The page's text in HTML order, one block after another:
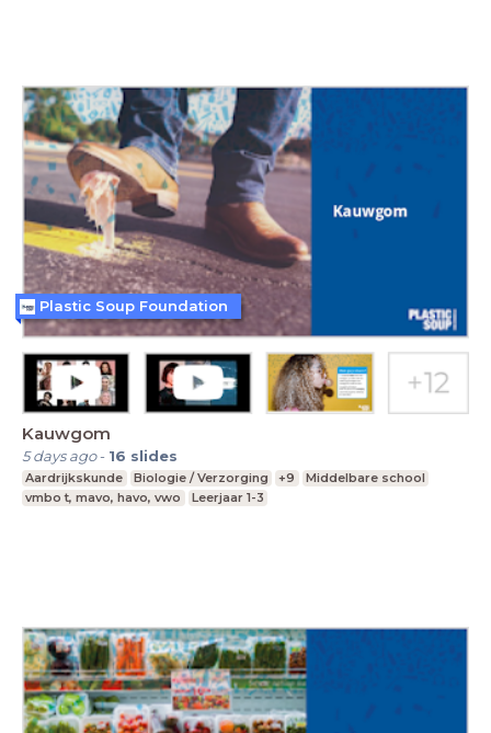
Kauwgom
5 days ago- 16 slides
Aardrijkskunde Biologie / Verzorging +9
Middelbare school
vmbo t, mavo, havo, vwo
Leerjaar 1-3
Plastic Soup Foundation